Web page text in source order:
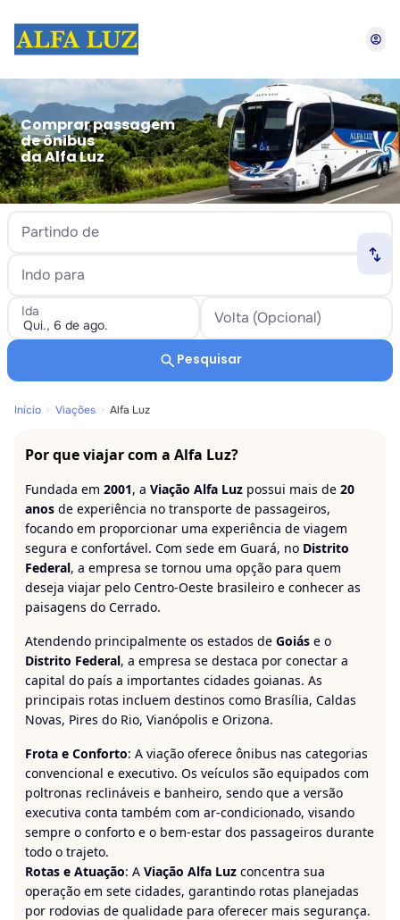
account_circle
Comprar passagem
de ônibus
da Alfa Luz
Partindo de
Indo para
swap_horiz
Ida Volta (Opcional)
search Pesquisar
Início Viações Alfa Luz
Por que viajar com a Alfa Luz?
Fundada em 2001, a Viação Alfa Luz possui mais de 20
anos de experiência no transporte de passageiros,
focando em proporcionar uma experiência de viagem
segura e confortável. Com sede em Guará, no Distrito
Federal, a empresa se tornou uma opção para quem
deseja viajar pelo Centro-Oeste brasileiro e conhecer as
paisagens do Cerrado.
Atendendo principalmente os estados de Goiás e o
Distrito Federal, a empresa se destaca por conectar a
capital do país a importantes cidades goianas. As
principais rotas incluem destinos como Brasília, Caldas
Novas, Pires do Rio, Vianópolis e Orizona.
Frota e Conforto: A viação oferece ônibus nas categorias
convencional e executivo. Os veículos são equipados com
poltronas reclináveis e banheiro, sendo que a versão
executiva conta também com ar-condicionado, visando
sempre o conforto e o bem-estar dos passageiros durante
todo o trajeto.
Rotas e Atuação: A Viação Alfa Luz concentra sua
operação em sete cidades, garantindo rotas planejadas
por rodovias de qualidade para oferecer mais segurança.